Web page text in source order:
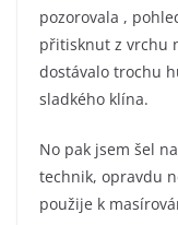
pozorovala ,
přitisknut z vrchu
dostávalo trochu
sladkého klína.
No pak jsem šel
technik, opravdu
použije k